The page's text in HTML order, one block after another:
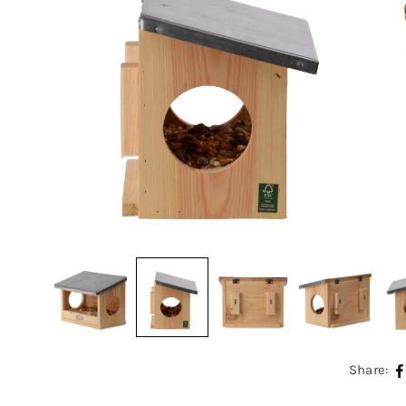
Share: